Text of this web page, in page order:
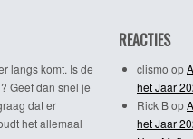
langs komt. Is de
Geef dan snel je
dat er
het allemaal
REACTIES
clismo op
het Jaar
Rick Bop
het Jaar